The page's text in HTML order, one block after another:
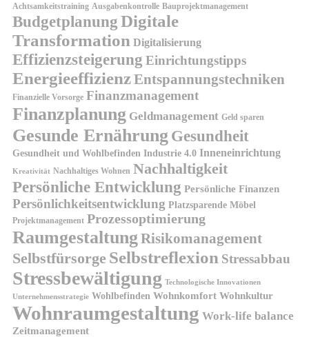
Achtsamkeitstraining Ausgabenkontrolle Bauprojektmanagement
BudgetplanungDigitale
Transformation Digitalisierung
Effizienzsteigerung Einrichtungstipps
EnergieeffizienzEntspannungstechniken
Finanzielle Vorsorge Finanzmanagement
Finanzplanung Geldmanagement Geld sparen
Gesunde Ernährung Gesundheit
Gesundheit und Wohlbefinden Industrie 4.0 Inneneinrichtung
Kreativität Nachhaltiges Wohnen Nachhaltigkeit
Persönliche Entwicklung Persönliche Finanzen
Persönlichkeitsentwicklung Platzsparende Möbel
Projektmanagement Prozessoptimierung
Raumgestaltung Risikomanagement
Selbstfürsorge Selbstreflexion Stressabbau
Stressbewältigung Technologische Innovationen
Unternehmensstrategie Wohlbefinden Wohnkomfort Wohnkultur
Wohnraumgestaltung Work-life balance
Zeitmanagement